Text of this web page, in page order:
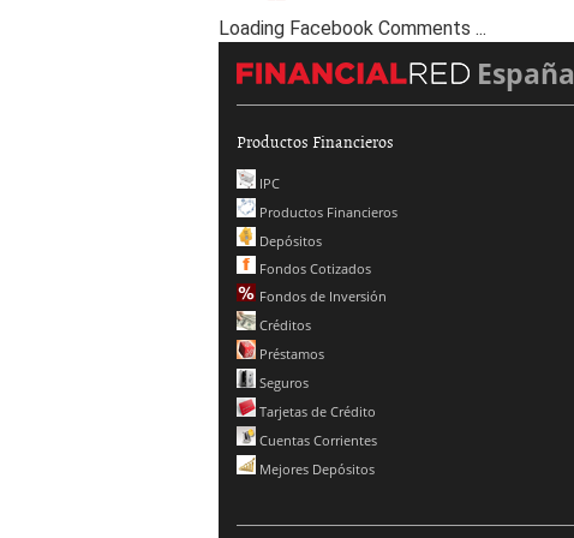
Loading Facebook Comments ...
España
Productos Financieros
IPC
Productos Financieros
Depósitos
Fondos Cotizados
Fondos de Inversión
Créditos
Préstamos
Seguros
Tarjetas de Crédito
Cuentas Corrientes
Mejores Depósitos